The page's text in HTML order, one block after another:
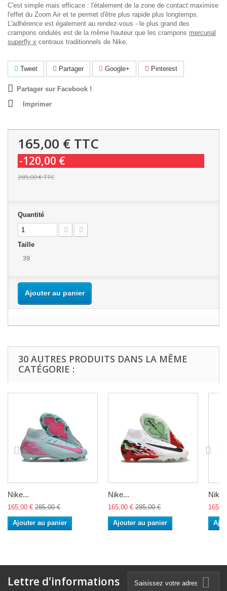
C'est simple mais efficace : l'étalement de la zone de contact maximise
l'effet du Zoom Air et te permet d'être plus rapide plus longtemps.
L'adhérence est également au rendez-vous - le plus grand des
crampons ondulés est de la même hauteur que les crampons mercurial
superfly x centraux traditionnels de Nike,
Tweet Partager Google+ Pinterest
Partager sur Facebook !
Imprimer
165,00 € TTC
-120,00 €
285,00 €TTC
Quantité
Taille
39
Ajouter au panier
30 AUTRES PRODUITS DANS LA MÊME
CATÉGORIE :
Nike...
165,00 € 285,00 €
Ajouter au panier
Nike...
165,00 € 285,00 €
Ajouter au panier
Lettre d'informations